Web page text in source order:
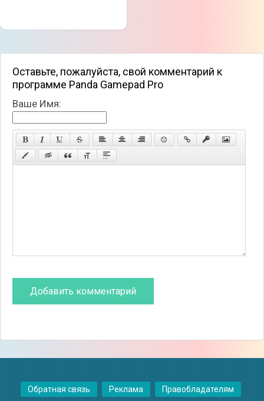
Оставьте, пожалуйста, свой комментарий к
программе Panda Gamepad Pro
Ваше Имя:
Обратная связь Реклама Правобладателям